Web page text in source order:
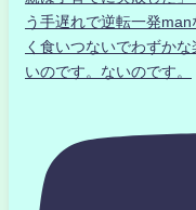
う手遅れで逆転一発man
く食いつないでわずか
いのです。ないのです。